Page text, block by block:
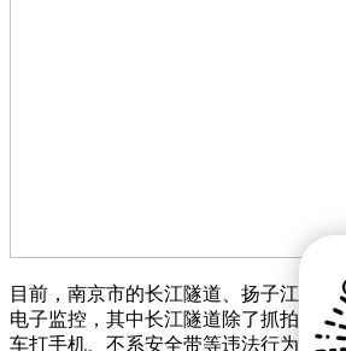
目前，南京市的长江隧道、扬子江隧道
电子监控，其中长江隧道除了抓拍违法
车打手机、不系安全带等违法行为进行